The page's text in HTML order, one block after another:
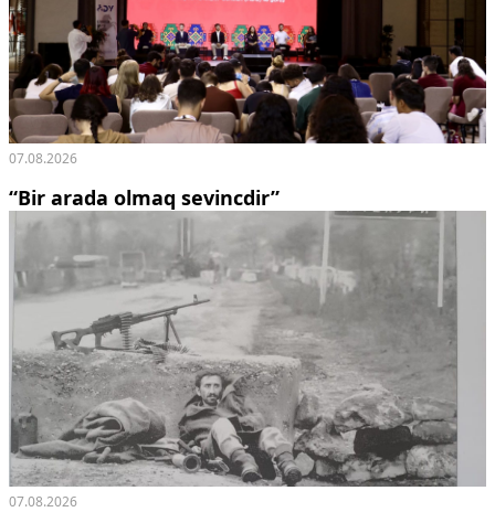
07.08.2026
“Bir arada olmaq sevincdir”
07.08.2026